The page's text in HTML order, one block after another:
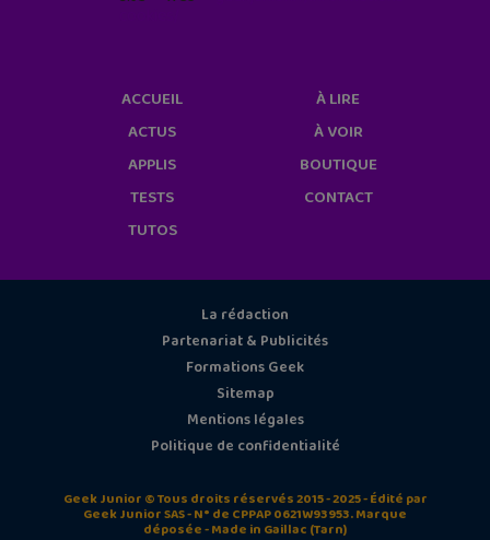
ACCUEIL
ACTUS
APPLIS
TESTS
TUTOS
À LIRE
À VOIR
BOUTIQUE
CONTACT
La rédaction
Partenariat & Publicités
Formations Geek
Sitemap
Mentions légales
Politique de confidentialité
Geek Junior © Tous droits réservés 2015 - 2025 - Édité par
Geek Junior SAS - N° de CPPAP 0621W93953. Marque
déposée - Made in Gaillac (Tarn)